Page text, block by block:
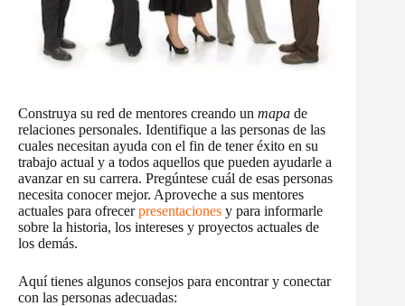
Construya su red de mentores creando un mapa de
relaciones personales. Identifique a las personas de las
cuales necesitan ayuda con el fin de tener éxito en su
trabajo actual y a todos aquellos que pueden ayudarle a
avanzar en su carrera. Pregúntese cuál de esas personas
necesita conocer mejor. Aproveche a sus mentores
actuales para ofrecerpresentaciones y para informarle
sobre la historia, los intereses y proyectos actuales de
los demás.
Aquí tienes algunos consejos para encontrar y conectar
con las personas adecuadas: